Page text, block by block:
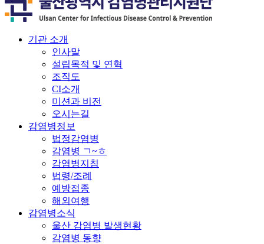
기관 소개
인사말
설립목적 및 연혁
조직도
CI소개
미션과 비전
오시는길
감염병정보
법정감염병
감염병 ㄱ~ㅎ
감염병지침
법령/조례
예방접종
해외여행
감염병소식
울산 감염병 발생현황
감염병 동향